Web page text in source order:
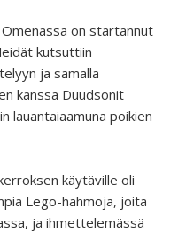
on startannut
kutsuttiin
ja samalla
kanssa Duudsonit
lauantaiaamuna poikien
käytäville oli
Lego-hahmoja, joita
ja ihmettelemässä